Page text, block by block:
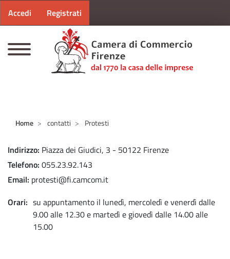
Menu profilo utente
Accedi Registrati
Home contatti Protesti
Indirizzo Piazza dei Giudici, 3 - 50122 Firenze
Telefono 055.23.92.143
Email protesti@fi.camcom.it
Orari
su appuntamento il lunedì, mercoledì e venerdì dalle
9.00 alle 12.30 e martedì e giovedì dalle 14.00 alle
15.00